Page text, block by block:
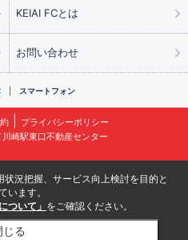
KEIAI FCとは
お問い合わせ
スマートフォン
プライバシーポリシー
崎駅東口不動産センター
況把握、サービス向上検討を目的と
います。
ついて」 をご確認ください。
じる